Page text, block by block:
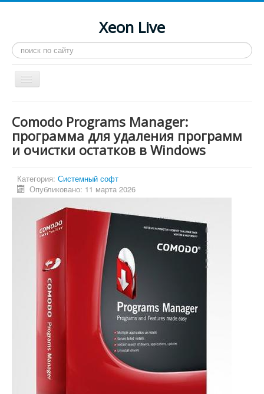
Xeon Live
Искать...
Toggle
Navigation
LGA 2011-3
LGA 2011
Инструкции
Рейтинги
Конференция
Системные программы
Comodo Programs Manager:
программа для удаления программ
и очистки остатков в Windows
Категория: Системный софт
Опубликовано: 11 марта 2026